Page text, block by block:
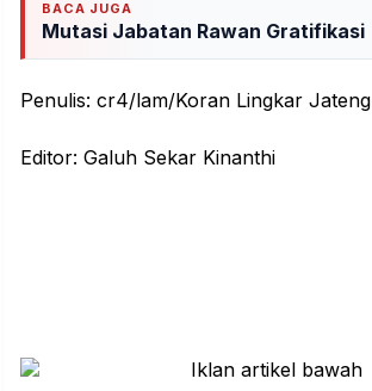
BACA JUGA
Mutasi Jabatan Rawan Gratifikasi
Penulis: cr4/lam/Koran Lingkar Jateng
Editor: Galuh Sekar Kinanthi